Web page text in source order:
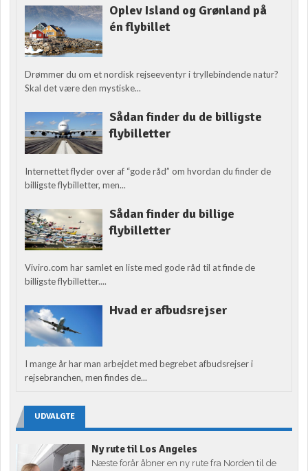
Oplev Island og Grønland på
én flybillet
Drømmer du om et nordisk rejseeventyr i tryllebindende natur?
Skal det være den mystiske...
Sådan finder du de billigste
flybilletter
Internettet flyder over af “gode råd” om hvordan du finder de
billigste flybilletter, men...
Sådan finder du billige
flybilletter
Viviro.com har samlet en liste med gode råd til at finde de
billigste flybilletter....
Hvad er afbudsrejser
I mange år har man arbejdet med begrebet afbudsrejser i
rejsebranchen, men findes de...
UDVALGTE
Ny rute til Los Angeles
Næste forår åbner en ny rute fra Norden til de